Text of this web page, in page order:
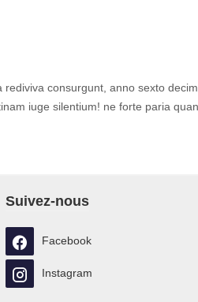
consurgunt, anno sexto
iuge silentium! ne forte paria
Suivez-nous
Facebook
Instagram